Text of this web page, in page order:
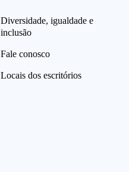
Diversidade, igualdade e
inclusão
Fale conosco
Locais dos escritórios